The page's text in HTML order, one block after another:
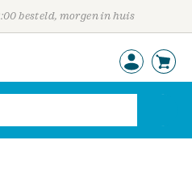
besteld, morgen in huis